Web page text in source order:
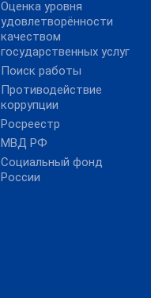
Оценка уровня
удовлетворённости
качеством
государственных услуг
Поиск работы
Противодействие
коррупции
Росреестр
МВД РФ
Социальный фонд
России